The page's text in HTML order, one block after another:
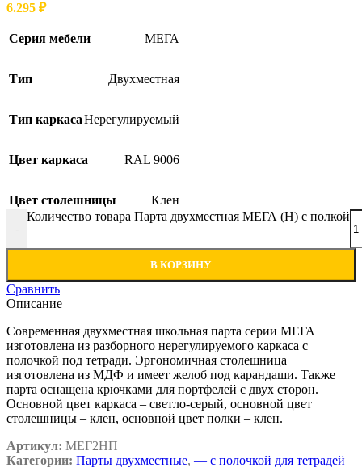
6.295 ₽
Серия мебели МЕГА
Тип Двухместная
Тип каркасаНерегулируемый
Цвет каркаса RAL 9006
Цвет столешницы Клен
-
Количество товара Парта двухместная МЕГА (Н) с полкой
В КОРЗИНУ
Сравнить
Описание
Современная двухместная школьная парта серии МЕГА
изготовлена из разборного нерегулируемого каркаса с
полочкой под тетради. Эргономичная столешница
изготовлена из МДФ и имеет желоб под карандаши. Также
парта оснащена крючками для портфелей с двух сторон.
Основной цвет каркаса – светло-серый, основной цвет
столешницы – клен, основной цвет полки – клен.
Артикул: МЕГ2НП
Категории: Парты двухместные, — c полочкой для тетрадей